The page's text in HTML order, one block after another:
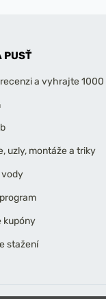
PUSŤ
a vyhrajte 1000
uzly, montáže a triky
vody
kupóny
stažení